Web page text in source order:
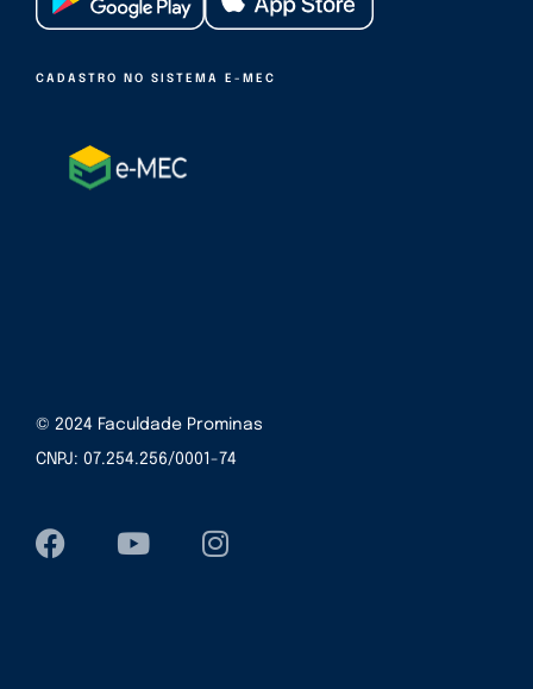
CADASTRO NO SISTEMA E-MEC
© 2024 Faculdade Prominas
CNPJ: 07.254.256/0001-74